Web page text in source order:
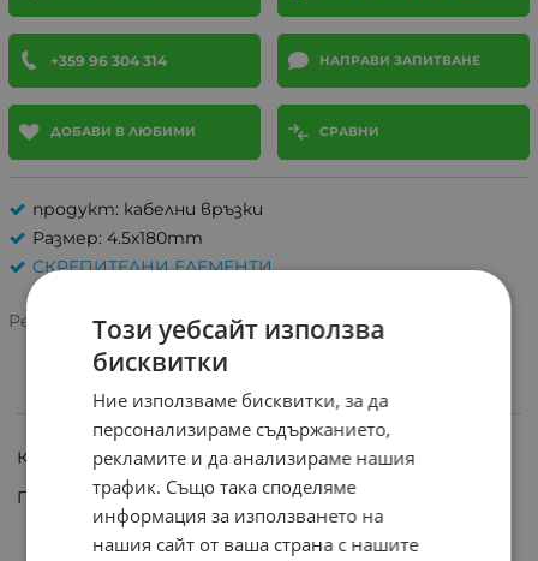
+359 96 304 314 НАПРАВИ ЗАПИТВАНЕ
ДОБАВИ В ЛЮБИМИ СРАВНИ
продукт: кабелни връзки
Размер: 4.5x180mm
СКРЕПИТЕЛНИ ЕЛЕМЕНТИ
Рейтинг:
ИНФОРМАЦИЯ
Кабелни връзки с размери: 4.5мм/180мм
Произход: Италия
Този уебсайт използва
бисквитки
Ние използваме бисквитки, за да
персонализираме съдържанието,
рекламите и да анализираме нашия
трафик. Също така споделяме
информация за използването на
нашия сайт от ваша страна с нашите